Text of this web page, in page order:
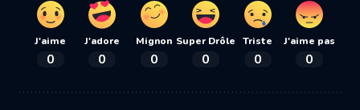
J'aime
0
J'adore
0
Mignon
0
Super Drôle
0
Triste
0
J'aime pas
0